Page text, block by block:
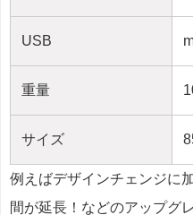
USB
重量
サイズ
例えばデザインチェンジに
間が延長！などのアップグ